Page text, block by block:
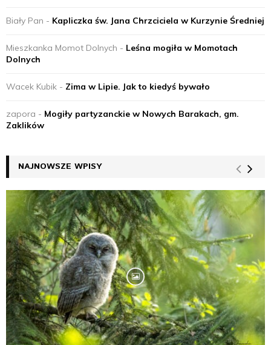
Biały Pan - Kapliczka św. Jana Chrzciciela w Kurzynie Średniej
Mieszkanka Momot Dolnych - Leśna mogiła w Momotach
Dolnych
Wacek Kubik - Zima w Lipie. Jak to kiedyś bywało
zapora - Mogiły partyzanckie w Nowych Barakach, gm.
Zaklików
NAJNOWSZE WPISY